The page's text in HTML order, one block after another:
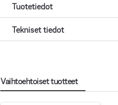
Tuotetiedot
Tekniset tiedot
Vaihtoehtoiset tuotteet